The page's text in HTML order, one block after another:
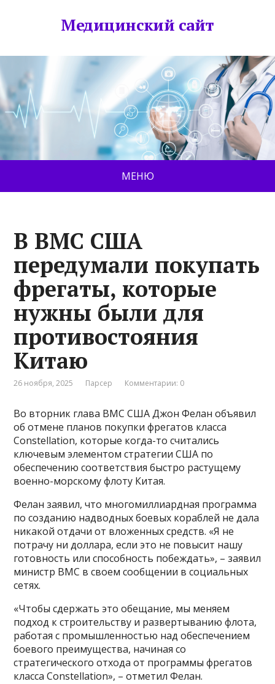
Медицинский сайт
МЕНЮ
В ВМС США
передумали покупать
фрегаты, которые
нужны были для
противостояния
Китаю
26 ноября, 2025 Парсер Комментарии: 0
Во вторник глава ВМС США Джон Фелан объявил
об отмене планов покупки фрегатов класса
Constellation, которые когда-то считались
ключевым элементом стратегии США по
обеспечению соответствия быстро растущему
военно-морскому флоту Китая.
Фелан заявил, что многомиллиардная программа
по созданию надводных боевых кораблей не дала
никакой отдачи от вложенных средств. «Я не
потрачу ни доллара, если это не повысит нашу
готовность или способность побеждать», – заявил
министр ВМС в своем сообщении в социальных
сетях.
«Чтобы сдержать это обещание, мы меняем
подход к строительству и развертыванию флота,
работая с промышленностью над обеспечением
боевого преимущества, начиная со
стратегического отхода от программы фрегатов
класса Constellation», – отметил Фелан.